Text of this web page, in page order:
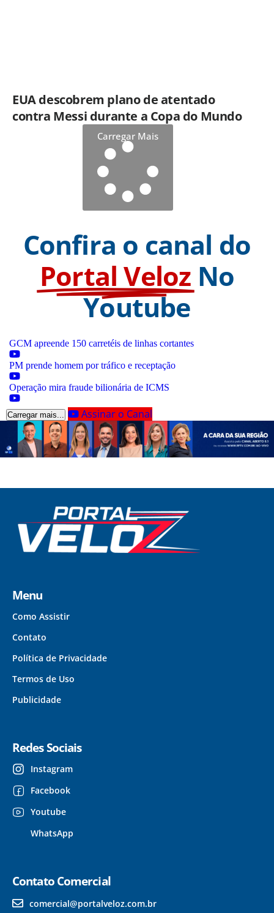
EUA descobrem plano de atentado
contra Messi durante a Copa do Mundo
Carregar Mais
Confira o canal do
Portal Veloz No
Youtube
GCM apreende 150 carretéis de linhas cortantes
PM prende homem por tráfico e receptação
Operação mira fraude bilionária de ICMS
Carregar mais... Assinar o Canal
Menu
Como Assistir
Contato
Política de Privacidade
Termos de Uso
Publicidade
Redes Sociais
Instagram
Facebook
Youtube
WhatsApp
Contato Comercial
comercial@portalveloz.com.br